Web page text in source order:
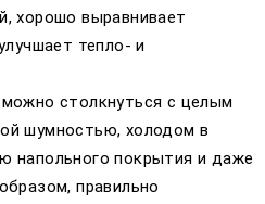
хорошо выравнивает
тепло- и
столкнуться с целым
шумностью, холодом в
напольного покрытия и даже
правильно